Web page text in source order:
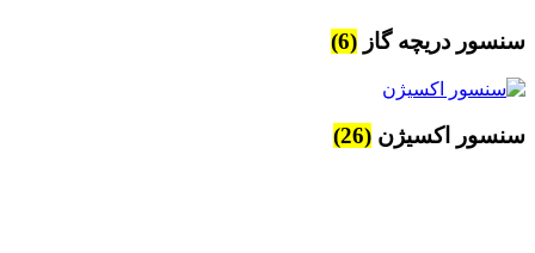
سنسور دریچه گاز (6)
سنسور اکسیژن (26)